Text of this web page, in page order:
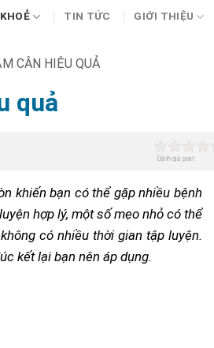
TIN TỨC GIỚI THIỆU
CÂN HIỆU QUẢ
quả
Đánh giá post
khiến bạn có thể gặp nhiều bệnh
hợp lý, một số mẹo nhỏ có thể
có nhiều thời gian tập luyện.
kết lại bạn nên áp dụng.